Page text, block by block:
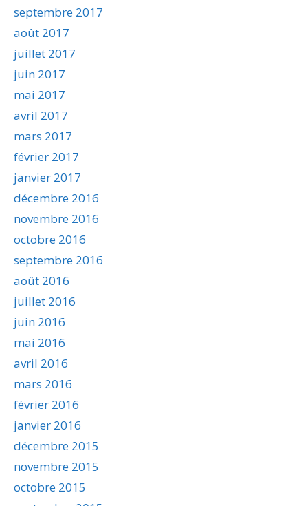
septembre 2017
août 2017
juillet 2017
juin 2017
mai 2017
avril 2017
mars 2017
février 2017
janvier 2017
décembre 2016
novembre 2016
octobre 2016
septembre 2016
août 2016
juillet 2016
juin 2016
mai 2016
avril 2016
mars 2016
février 2016
janvier 2016
décembre 2015
novembre 2015
octobre 2015